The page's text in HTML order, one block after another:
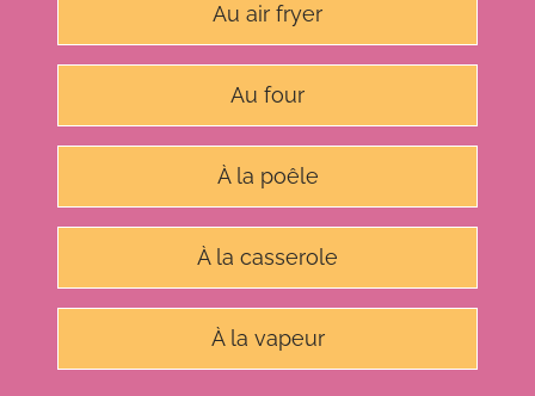
Au air fryer
Au four
À la poêle
À la casserole
À la vapeur